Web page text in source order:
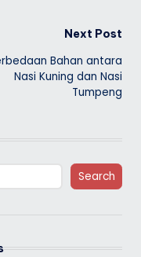
Next Post
Bahan antara
Nasi Kuning dan Nasi
Tumpeng
Search